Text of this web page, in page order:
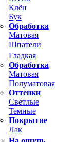
Клён
Бук
Обработка
Матовая
Шпатели
Гладкая
Обработка
Матовая
Полуматовая
Оттенки
Светлые
Темные
Покрытие
Лак